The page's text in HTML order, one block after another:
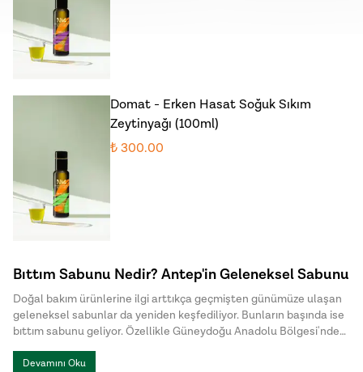
Domat - Erken Hasat Soğuk Sıkım
Zeytinyağı (100ml)
₺ 300.00
Bıttım Sabunu Nedir? Antep'in Geleneksel Sabunu
Doğal bakım ürünlerine ilgi arttıkça geçmişten günümüze ulaşan
geleneksel sabunlar da yeniden keşfediliyor. Bunların başında ise
bıttım sabunu geliyor. Özellikle Güneydoğu Anadolu Bölgesi'nde
uzun yıllardır üretilen bu özel sabun, doğal içeriği ve sade üretim
yöntemiyle dikkat çekiyor. Halk arasında menengiç sabunu ya da
Devamını Oku